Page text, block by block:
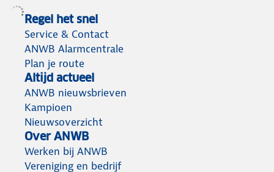
Regel het snel
Service & Contact
ANWB Alarmcentrale
Plan je route
Altijd actueel
ANWB nieuwsbrieven
Kampioen
Nieuwsoverzicht
Over ANWB
Werken bij ANWB
Vereniging en bedrijf